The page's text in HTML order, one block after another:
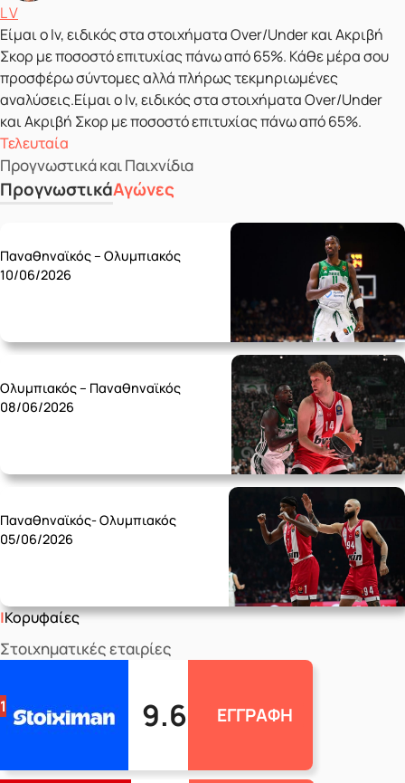
Τελευταία
Προγνωστικά και Παιχνίδια
ΠρογνωστικάΑγώνες
Παναθηναϊκός – Ολυμπιακός
10/06/2026
Ολυμπιακός – Παναθηναϊκός
08/06/2026
Παναθηναϊκός- Ολυμπιακός
05/06/2026
Κορυφαίες
Στοιχηματικές εταιρίες
1 9.6 ΕΓΓΡΑΦΗ
Δημοσιεύτηκε από
L V
Είμαι ο lv, ειδικός στα στοιχήματα Over/Under και Ακριβή
Σκορ με ποσοστό επιτυχίας πάνω από 65%. Κάθε μέρα σου
προσφέρω σύντομες αλλά πλήρως τεκμηριωμένες
αναλύσεις.Είμαι ο lv, ειδικός στα στοιχήματα Over/Under
και Ακριβή Σκορ με ποσοστό επιτυχίας πάνω από 65%.